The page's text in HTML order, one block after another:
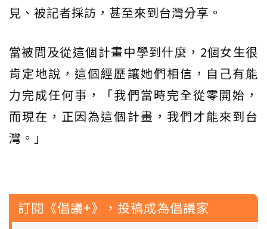
見、被記者採訪，甚至來到台灣分享。
當被問及從這個計畫中學到什麼，2個女生很
肯定地說，這個經歷讓她們相信，自己有能
力完成任何事，「我們當時完全從零開始，
而現在，正因為這個計畫，我們才能來到台
灣。」
訂閱《倡議+》，投稿成為倡議家